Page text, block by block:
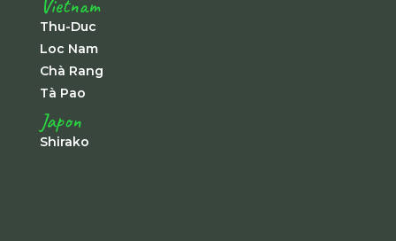
Thu-Duc
Loc Nam
Chà Rang
Tà Pao
Japon
Shirako